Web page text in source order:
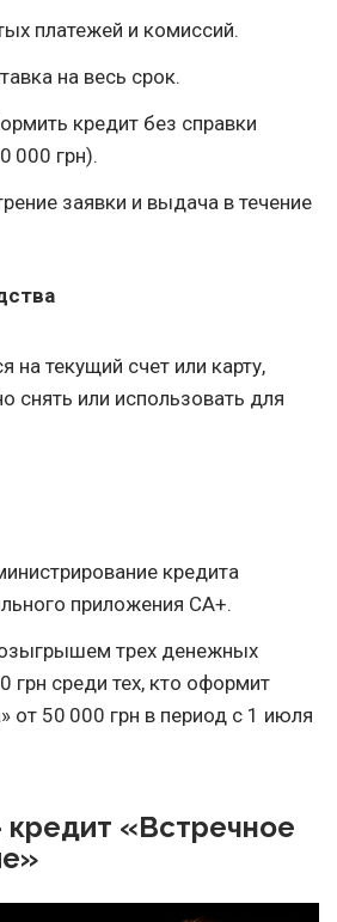
платежей и комиссий.
на весь срок.
кредит без справки
000 грн).
заявки и выдача в течение
на текущий счет или карту,
снять или использовать для
кредита
приложения CA+.
трех денежных
грн среди тех, кто оформит
от 50 000 грн в период с 1 июля
«Встречное